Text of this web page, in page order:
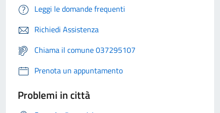
Leggi le domande frequenti
Richiedi Assistenza
Chiama il comune 037295107
Prenota un appuntamento
Problemi in città